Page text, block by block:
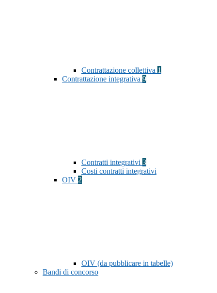
Contrattazione collettiva 1
Contrattazione integrativa 9
Contratti integrativi 3
Costi contratti integrativi
OIV 2
OIV (da pubblicare in tabelle)
Bandi di concorso